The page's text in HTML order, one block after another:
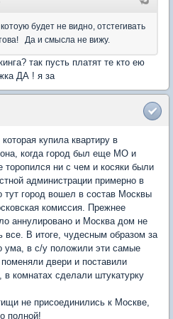
будет не видно, отстегивать
Да и смысла не вижу.
так пусть платят те кто ею
ДА ! я за
купила квартиру в
она, когда город был еще МО и
торопился ни с чем и косяки были
администрации примерно в
город вошел в состав Москвы
комиссия. Прежнее
аннулировано и Москва дом не
все. В итоге, чудесным образом за
ума, в с/у положили эти самые
двери и поставили
в комнатах сделали штукатурку
не присоединились к Москве,
полной!